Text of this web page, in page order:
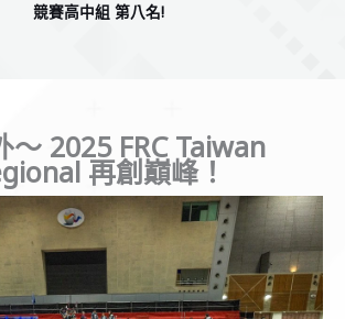
競賽高中組 第八名!
～ 2025 FRC Taiwan
再創巔峰！